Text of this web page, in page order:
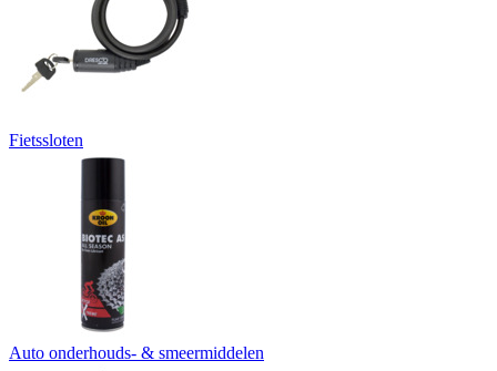
Fietssloten
Auto onderhouds- & smeermiddelen